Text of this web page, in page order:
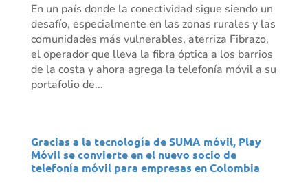
En un país donde la conectividad sigue siendo un
desafío, especialmente en las zonas rurales y las
comunidades más vulnerables, aterriza Fibrazo,
el operador que lleva la fibra óptica a los barrios
de la costa y ahora agrega la telefonía móvil a su
portafolio de...
Gracias a la tecnología de SUMA móvil, Play
Móvil se convierte en el nuevo socio de
telefonía móvil para empresas en Colombia